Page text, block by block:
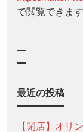
で閲覧できます
—
最近の投稿
【閉店】オリ